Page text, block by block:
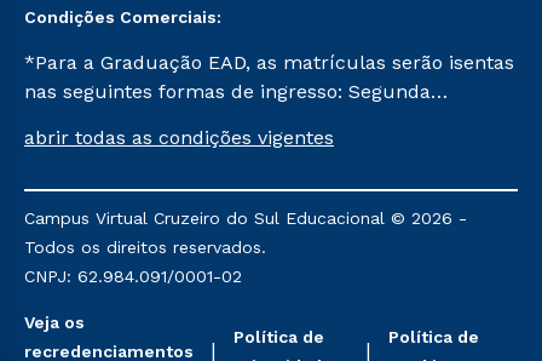
Condições Comerciais:
*Para a Graduação EAD, as matrículas serão isentas
nas seguintes formas de ingresso: Segunda
Já para as demais, a taxa de matrícula será de R$
mencionadas são referentes aos cursos: Ensino
Religioso, Geografia para a Docência e Metodologia
do Ensino de História: Questões Atuais.
abrir todas as condições vigentes
Campus Virtual Cruzeiro do Sul Educacional © 2026 -
Todos os direitos reservados.
CNPJ: 62.984.091/0001-02
Veja os
recredenciamentos
Política de
Política de